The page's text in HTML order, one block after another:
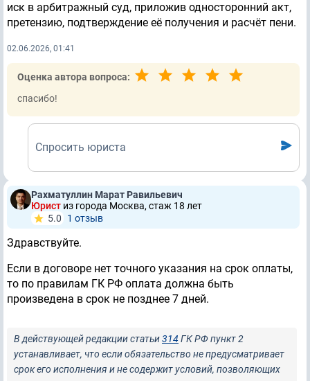
иск в арбитражный суд, приложив односторонний акт,
претензию, подтверждение её получения и расчёт пени.
02.06.2026, 01:41
Оценка автора вопроса:
cпасибо!
Спросить юриста
Рахматуллин Марат Равильевич
Юрист из города Москва, стаж 18 лет
5.0
1 отзыв
Здравствуйте.
Если в договоре нет точного указания на срок оплаты,
то по правилам ГК РФ оплата должна быть
произведена в срок не позднее 7 дней.
В действующей редакции статьи314ГК РФ пункт 2
устанавливает, что если обязательство не предусматривает
срок его исполнения и не содержит условий, позволяющих